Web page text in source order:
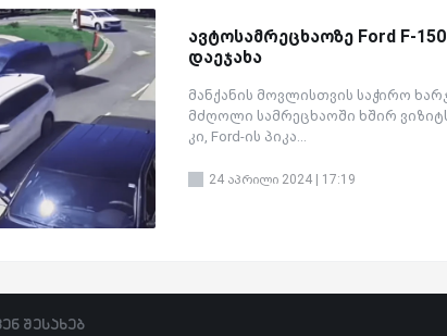
ავტოსამრეცხაოზე Ford F-
დაეჯახა
მანქანის მოვლისთვის საჭირო
მძღოლი სამრეცხაოში ხშირ
კი, Ford-ის პიკა...
24 აპრილი 2024 | 17:19
შესახებ